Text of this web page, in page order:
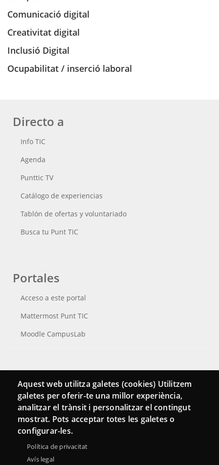
Comunicació digital
Creativitat digital
Inclusió Digital
Ocupabilitat / inserció laboral
Directo a
Info TIC
Agenda
Punttic TV
Catálogo de experiencias
Tablón de ofertas y voluntariado
Busca tu Punt TIC
Portales
Acceso a este portal
Mattermost Punt TIC
Moodle CampusLab
Conecta
Contacto
Hemeroteca
Aquest web utilitza galetes (cookies) Utilitzem
galetes per oferir-te una millor experiència,
analitzar el trànsit i personalitzar el contingut
mostrat. Pots acceptar totes les galetes o
configurar-les.
Política de privacitat
Avís legal